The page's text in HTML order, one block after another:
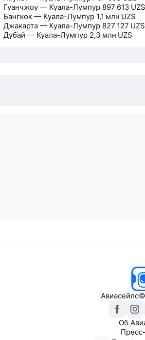
Гуанчжоу — Куала-Лумпур 897 613 UZS
Бангкок — Куала-Лумпур 1,1 млн UZS
Джакарта — Куала-Лумпур 827 127 UZS
Дубай — Куала-Лумпур 2,3 млн UZS
Авиасейлс
Об